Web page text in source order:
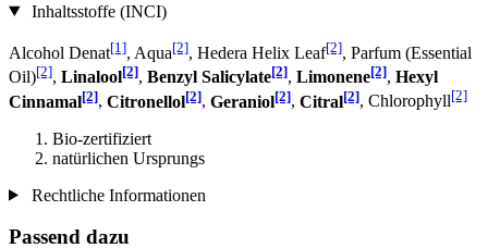
Inhaltsstoffe (INCI)
Alcohol Denat[1], Aqua[2], Hedera Helix Leaf[2], Parfum (Essential
Oil)[2], Linalool[2], Benzyl Salicylate[2], Limonene[2], Hexyl
Cinnamal[2], Citronellol[2], Geraniol[2], Citral[2], Chlorophyll[2]
Bio-zertifiziert
natürlichen Ursprungs
Rechtliche Informationen
Passend dazu